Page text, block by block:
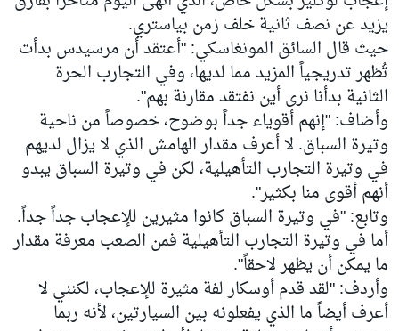
يزيد عن نصف ثانية خلف زمن بياستري.
حيث قال السائق المونغاسكي: "أعتقد أن مرسيدس بدأت
تُظهر تدريجياً المزيد مما لديها، وفي التجارب الحرة
الثانية بدأنا نرى أين نفتقد مقارنة بهم".
وأضاف: "إنهم أقوياء جداً بوضوح، خصوصاً من ناحية
وتيرة السباق. لا أعرف مقدار الهامش الذي لا يزال لديهم
في وتيرة التجارب التأهيلية، لكن في وتيرة السباق يبدو
أنهم أقوى منا بكثير".
وتابع: "في وتيرة السباق كانوا مثيرين للإعجاب جداً جداً.
أما في وتيرة التجارب التأهيلية فمن الصعب معرفة مقدار
ما يمكن أن يظهر لاحقاً".
وأردف: "لقد قدم أوسكار لفة مثيرة للإعجاب، لكنني لا
أعرف أيضاً ما الذي يفعلونه بين السيارتين، لأنه ربما